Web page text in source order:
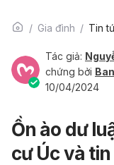
Gia đình Tin
Tác giả:
chứng bởi
10/04/2024
Ồn ào dư
cư Úc và